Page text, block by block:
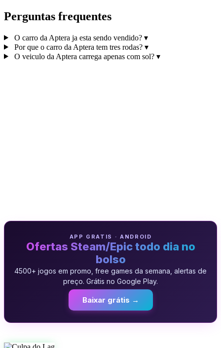
Perguntas frequentes
O carro da Aptera ja esta sendo vendido? ▾
Por que o carro da Aptera tem tres rodas? ▾
O veiculo da Aptera carrega apenas com sol? ▾
APP GRATIS · ANDROID
Ofertas Steam/Epic todo dia no
bolso
4500+ jogos em promo, free games da semana, alertas de
preço. Grátis no Google Play.
Baixar grátis →